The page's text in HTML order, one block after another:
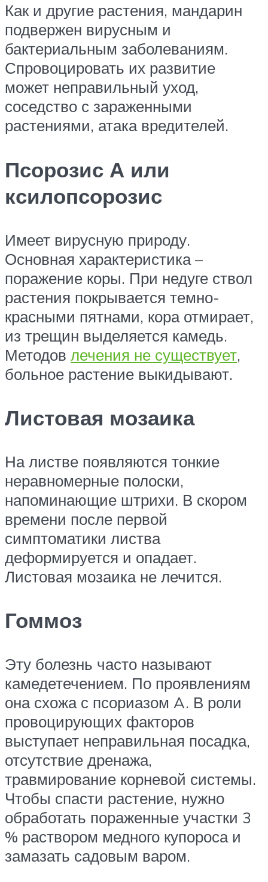
Как и другие растения, мандарин
подвержен вирусным и
бактериальным заболеваниям.
Спровоцировать их развитие
может неправильный уход,
соседство с зараженными
растениями, атака вредителей.
Псорозис А или
ксилопсорозис
Имеет вирусную природу.
Основная характеристика –
поражение коры. При недуге ствол
растения покрывается темно-
красными пятнами, кора отмирает,
из трещин выделяется камедь.
Методов лечения не существует,
больное растение выкидывают.
Листовая мозаика
На листве появляются тонкие
неравномерные полоски,
напоминающие штрихи. В скором
времени после первой
симптоматики листва
деформируется и опадает.
Листовая мозаика не лечится.
Гоммоз
Эту болезнь часто называют
камедетечением. По проявлениям
она схожа с псориазом A. В роли
провоцирующих факторов
выступает неправильная посадка,
отсутствие дренажа,
травмирование корневой системы.
Чтобы спасти растение, нужно
обработать пораженные участки 3
% раствором медного купороса и
замазать садовым варом.